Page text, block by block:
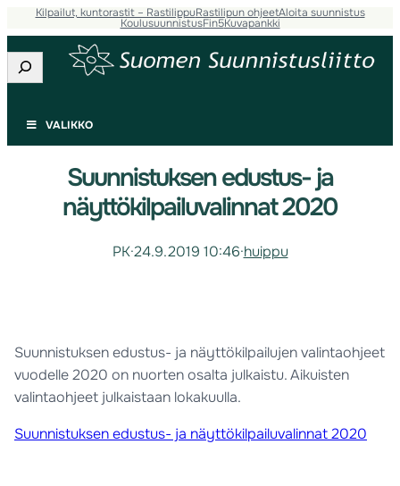
Kilpailut, kuntorastit – RastilippuRastilipun ohjeetAloita suunnistus
KoulusuunnistusFin5Kuvapankki
Etsi
VALIKKO
Suunnistuksen edustus- ja
näyttökilpailuvalinnat 2020
PK·24.9.2019 10:46·huippu
Suunnistuksen edustus- ja näyttökilpailujen valintaohjeet
vuodelle 2020 on nuorten osalta julkaistu. Aikuisten
valintaohjeet julkaistaan lokakuulla.
Suunnistuksen edustus- ja näyttökilpailuvalinnat 2020